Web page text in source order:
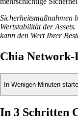
Sicherheitsmaßnahmen
Wertstabilität der
kann den Wert Ihrer
Chia
In Wenigen Minuten
In 3 Schritten